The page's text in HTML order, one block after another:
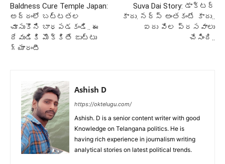
Baldness Cure Temple Japan:
అద్దంలో బట్టతల
చూసుకొని బాధపడకండి.. ఈ
దేవుడికి మొక్కితే జుట్టు
గ్యారంటీ
Suva Dai Story: డాక్టర్
కాదు. నర్స్ అంతకంటే కాదు..
ఐదు వేల ప్రసవాలు
చేసింది..
Ashish D
https://oktelugu.com/
Ashish. D is a senior content writer with good
Knowledge on Telangana politics. He is
having rich experience in journalism writing
analytical stories on latest political trends.